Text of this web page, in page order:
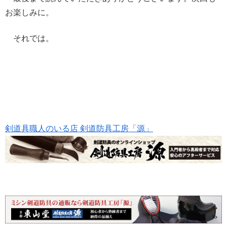
お楽しみに。
それでは。
剣道具職人のいる店 剣道防具工房「源」